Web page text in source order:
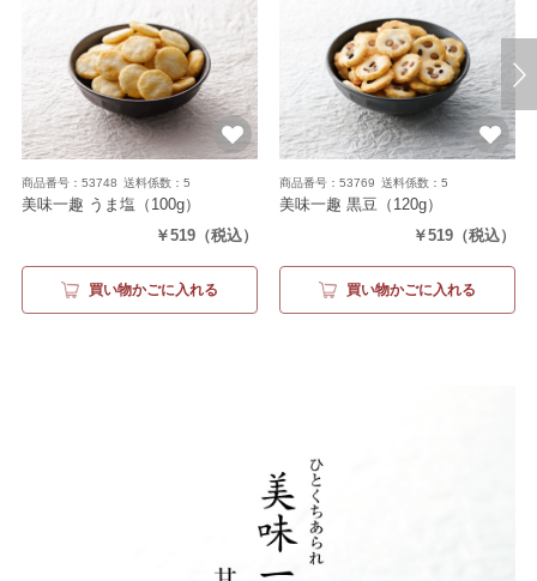
商品番号：53748 送料係数：5
美味一趣 うま塩 （100g）
￥519 （税込）
買い物かごに入れる
商品番号：53769 送料係数：5
美味一趣 黒豆 （120g）
￥519 （税込）
買い物かごに入れる